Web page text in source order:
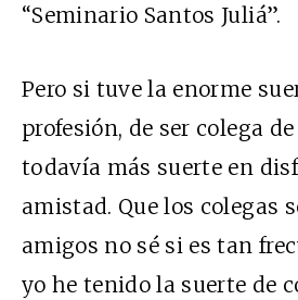
“Seminario Santos Juliá”.
Pero si tuve la enorme
profesión, de ser colega
todavía más suerte en
amistad. Que los colegas
amigos no sé si es tan
yo he tenido la suerte de